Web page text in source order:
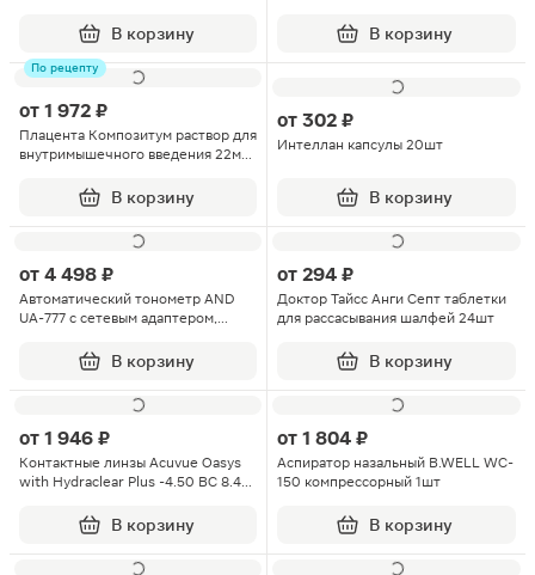
В корзину В корзину
По рецепту
от 1 972 ₽
Плацента Композитум раствор для
внутримышечного введения 22мл
В корзину
от 302 ₽
Интеллан капсулы 20шт
В корзину
от 4 498 ₽
Автоматический тонометр AND
UA-777 с сетевым адаптером,
чехлом для хранения
В корзину
от 294 ₽
Доктор Тайсс Анги Септ таблетки
для рассасывания шалфей 24шт
В корзину
от 1 946 ₽
Контактные линзы Acuvue Oasys
with Hydraclear Plus -4.50 BC 8.4
В корзину
от 1 804 ₽
Аспиратор назальный B.WELL WC-
150 компрессорный 1шт
В корзину